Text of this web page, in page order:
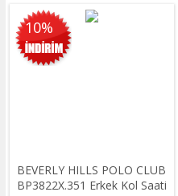
10%
BEVERLY HILLS POLO CLUB
BP3822X.351 Erkek Kol Saati